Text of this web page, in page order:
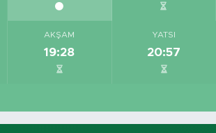
AKŞAM
19:28
YATSI
20:57